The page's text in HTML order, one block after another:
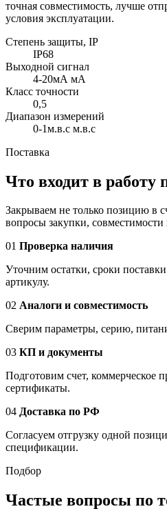
точная совместимость, лучше
условия эксплуатации.
Степень защиты, IP
IP68
Выходной сигнал
4-20мА мА
Класс точности
0,5
Диапазон измерений
0-1м.в.с м.в.с
Поставка
Что входит в работу
Закрываем не только позицию в
вопросы закупки,
01 Проверка наличия
Уточним остатки, сроки
артикулу.
02 Аналоги и совместимость
Сверим параметры, серию,
03 КП и документы
Подготовим счет, коммерческое
сертификаты.
04 Доставка по РФ
Согласуем отгрузку одной
спецификации.
Подбор
Частые вопросы по